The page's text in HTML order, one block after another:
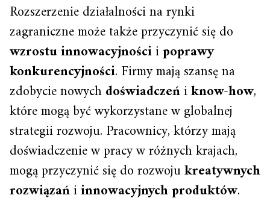
Rozszerzenie działalności na rynki
zagraniczne może także przyczynić się do
wzrostu innowacyjnościipoprawy
konkurencyjności. Firmy mają szansę na
zdobycie nowychdoświadczeńiknow-how,
które mogą być wykorzystane w globalnej
strategii rozwoju. Pracownicy, którzy mają
doświadczenie w pracy w różnych krajach,
mogą przyczynić się do rozwojukreatywnych
rozwiązańiinnowacyjnych produktów.